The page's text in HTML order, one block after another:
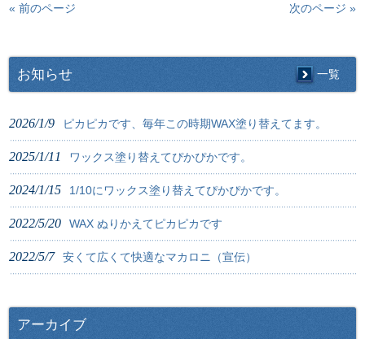
« 前のページ 次のページ »
お知らせ 一覧
2026/1/9 ピカピカです、毎年この時期WAX塗り替えてます。
2025/1/11 ワックス塗り替えてぴかぴかです。
2024/1/15 1/10にワックス塗り替えてぴかぴかです。
2022/5/20 WAX ぬりかえてピカピカです
2022/5/7 安くて広くて快適なマカロニ（宣伝）
アーカイブ